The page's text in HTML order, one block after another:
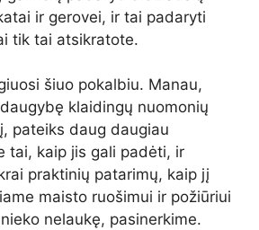
ir gerovei, ir tai padaryti
tik tai atsikratote.
šiuo pokalbiu. Manau,
klaidingų nuomonių
pateiks daug daugiau
tai, kaip jis gali padėti, ir
praktinių patarimų, kaip jį
maisto ruošimui ir požiūriui
nelaukę, pasinerkime.